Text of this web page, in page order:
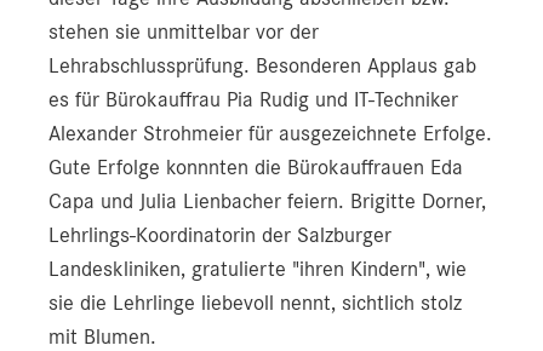
stehen sie unmittelbar vor der
Lehrabschlussprüfung. Besonderen Applaus gab
es für Bürokauffrau Pia Rudig und IT-Techniker
Alexander Strohmeier für ausgezeichnete Erfolge.
Gute Erfolge konnnten die Bürokauffrauen Eda
Capa und Julia Lienbacher feiern. Brigitte Dorner,
Lehrlings-Koordinatorin der Salzburger
Landeskliniken, gratulierte "ihren Kindern", wie
sie die Lehrlinge liebevoll nennt, sichtlich stolz
mit Blumen.